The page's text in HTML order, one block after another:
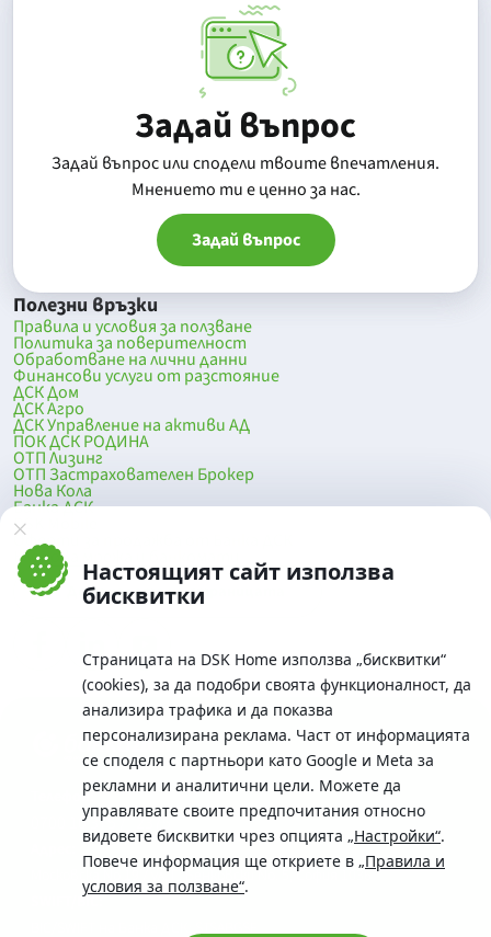
Настоящият сайт използва
бисквитки
Страницата на DSK Home използва „бисквитки“
(cookies), за да подобри своята функционалност, да
анализира трафика и да показва
персонализирана реклама. Част от информацията
се споделя с партньори като Google и Meta за
рекламни и аналитични цели. Можете да
управлявате своите предпочитания относно
видовете бисквитки чрез опцията „Настройки“.
Повече информация ще откриете в „Правила и
условия за ползване“.
Задай въпрос
Задай въпрос или сподели твоите впечатления.
Mнението ти е ценно за нас.
Задай въпрос
Полезни връзки
Правила и условия за ползване
Политика за поверителност
Обработване на лични данни
Финансови услуги от разстояние
ДСК Дом
ДСК Агро
ДСК Управление на активи АД
ПОК ДСК РОДИНА
ОТП Лизинг
ОТП Застрахователен Брокер
Нова Кола
Банка ДСК
DSK Mobile
Оферти за продажба от Банка ДСК
Клонова мрежа и банкомати
До началото на страницата
Телефон:
0700 10 375 / *2375
Московска No.19 / ул. Г. Бенковски No. 5, София 1036
SWIFT/BIC:
BIC/SWIFT на Банка ДСК: STSABGSF